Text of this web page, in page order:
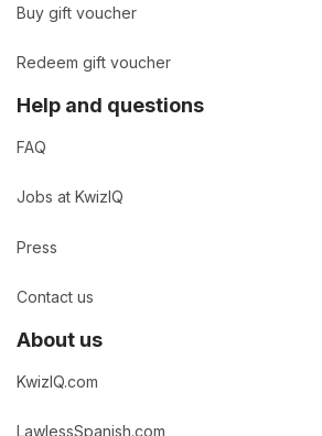
Buy gift voucher
Redeem gift voucher
Help and questions
FAQ
Jobs at KwizIQ
Press
Contact us
About us
KwizIQ.com
LawlessSpanish.com